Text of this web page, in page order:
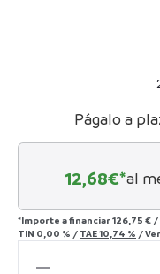
Págalo a
12,68€*al
*Importe a financiar126,75 € /
TIN 0,00 % / TAE10,74 % /